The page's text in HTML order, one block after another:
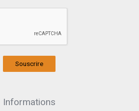
Souscrire
Informations